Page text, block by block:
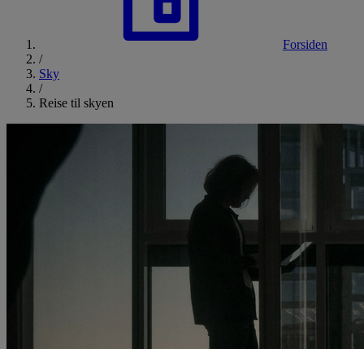
Forsiden
/
Sky
/
Reise til skyen